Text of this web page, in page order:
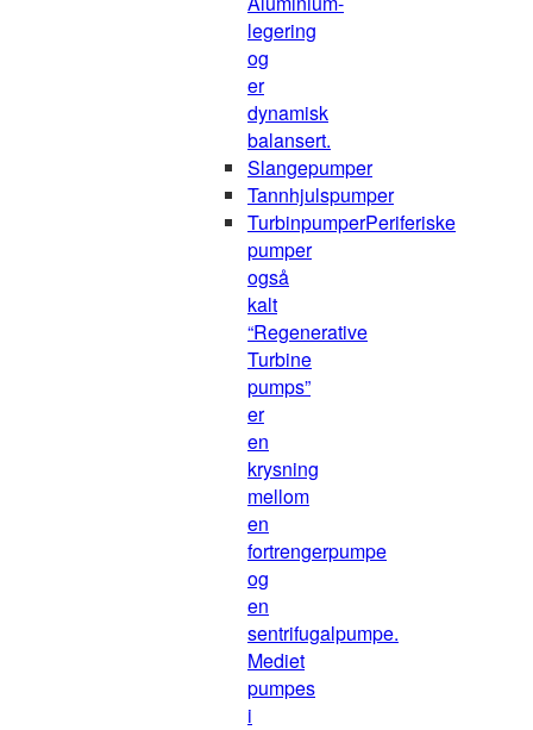
legering
og
er
dynamisk
balansert.
Slangepumper
Tannhjulspumper
TurbinpumperPeriferiske
pumper
også
kalt
“Regenerative
Turbine
pumps”
er
en
krysning
mellom
en
fortrengerpumpe
og
en
sentrifugalpumpe.
Mediet
pumpes
i